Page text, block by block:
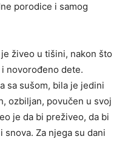
porodice i samog
živeo u tišini, nakon što
novorođeno dete.
sa sušom, bila je jedini
ozbiljan, povučen u svoj
je da bi preživeo, da bi
Za njega su dani